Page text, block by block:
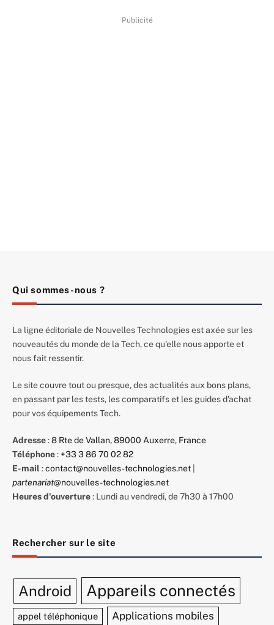
Publicité
Qui sommes-nous ?
La ligne éditoriale de Nouvelles Technologies est axée sur les
nouveautés du monde de la Tech, ce qu'elle nous apporte et
nous fait ressentir.
Le site couvre tout ou presque, des actualités aux bons plans,
en passant par les tests, les comparatifs et les guides d'achat
pour vos équipements Tech.
Adresse:8 Rte de Vallan, 89000 Auxerre, France
Téléphone: +33 3 86 70 02 82
E-mail :contact@nouvelles-technologies.net
partenariat@nouvelles-technologies.net
Heures d'ouverture: Lundi au vendredi, de 7h30 à 17h00
Rechercher sur le site
Android Appareils connectés
appel téléphonique Applications mobiles